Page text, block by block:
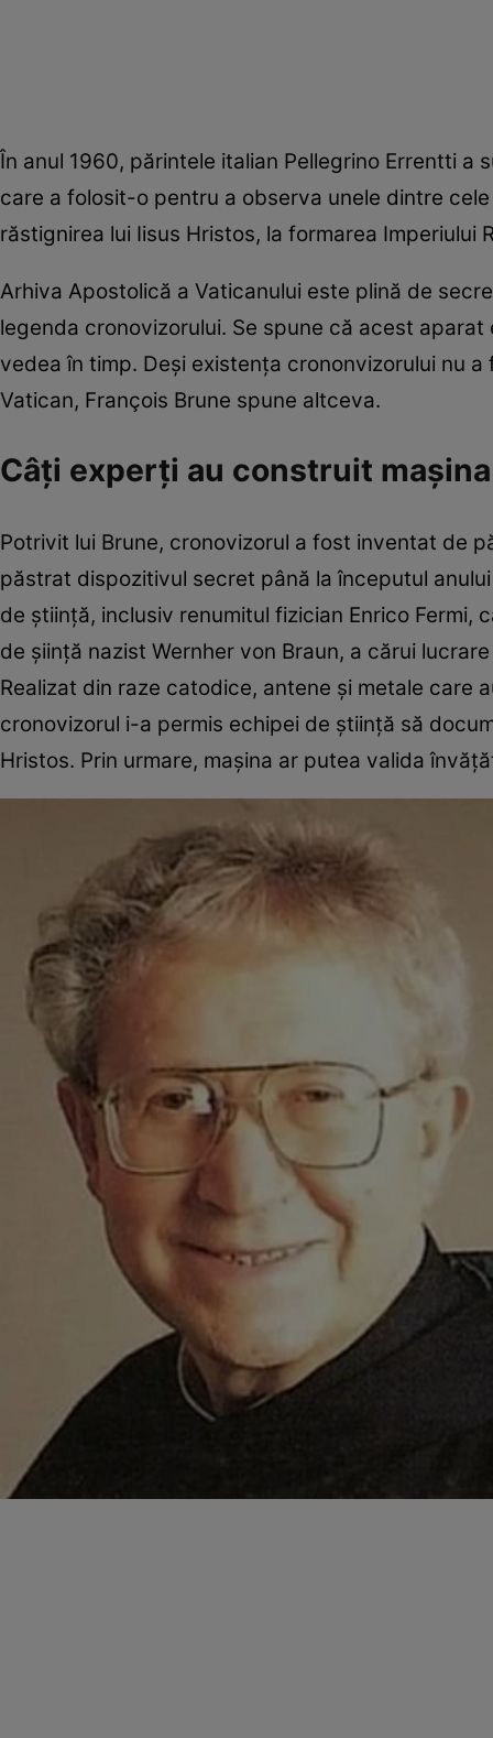
În anul 1960, părintele italian Pellegrino Errentti a
care a folosit-o pentru a observa unele dintre
răstignirea lui Iisus Hristos, la formarea Imperiului
Arhiva Apostolică a Vaticanului este plină de
legenda cronovizorului. Se spune că acest
vedea în timp. Deşi existenţa crononvizorului nu
Vatican, François Brune spune altceva.
Câţi experţi au construit
Potrivit lui Brune, cronovizorul a fost inventat de
păstrat dispozitivul secret până la începutul
de ştiinţă, inclusiv renumitul fizician Enrico
de şiinţă nazist Wernher von Braun, a cărui
Realizat din raze catodice, antene şi metale care
cronovizorul i-a permis echipei de ştiinţă să
Hristos. Prin urmare, maşina ar putea valida